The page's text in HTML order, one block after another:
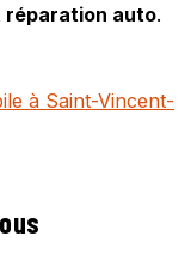
réparation auto.
à Saint-Vincent-